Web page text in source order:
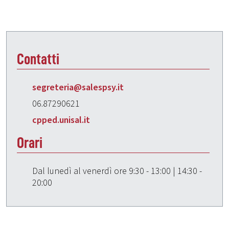
Contatti
segreteria@salespsy.it
06.87290621
cpped.unisal.it
Orari
Dal lunedì al venerdì ore 9:30 - 13:00 | 14:30 -
20:00